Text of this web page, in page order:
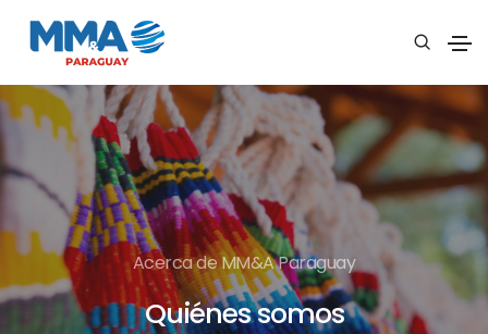
Acerca de MM&A Paraguay
Quiénes somos